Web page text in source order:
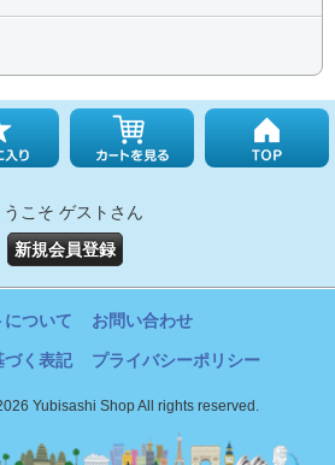
うこそ ゲストさん
新規会員登録
について お問い合わせ
づく表記 プライバシーポリシー
Yubisashi Shop All rights reserved.